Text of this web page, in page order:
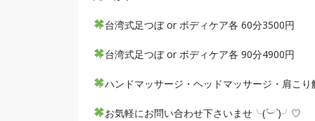
台湾式足つぼ or ボディケア各 60分3500円
台湾式足つぼ or ボディケア各 90分4900円
ハンドマッサージ・ヘッドマッサージ・肩こ
お気軽にお問い合わせ下さいませ╰(´︶`)╯♡